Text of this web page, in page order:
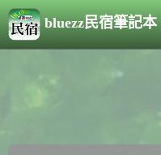
bluezz民宿筆記本